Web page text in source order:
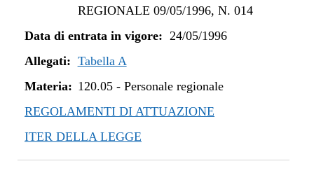
REGIONALE 09/05/1996, N. 014
Data di entrata in vigore: 24/05/1996
Allegati: Tabella A
Materia: 120.05- Personale regionale
REGOLAMENTI DI ATTUAZIONE
ITER DELLA LEGGE